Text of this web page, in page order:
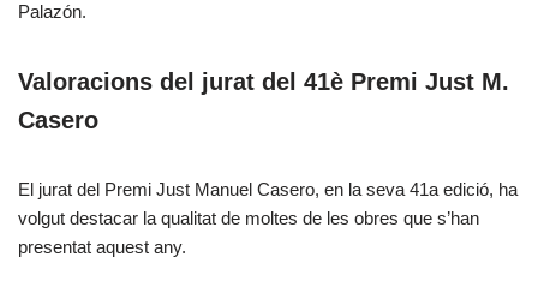
Palazón.
Valoracions del jurat del 41è Premi Just M.
Casero
El jurat del Premi Just Manuel Casero, en la seva 41a edició, ha
volgut destacar la qualitat de moltes de les obres que s’han
presentat aquest any.